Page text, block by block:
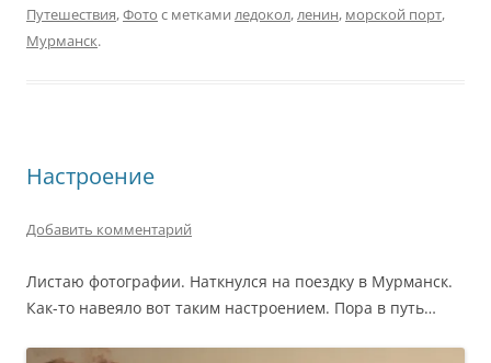
Путешествия,Фото с метками ледокол,ленин, морской порт,
Мурманск.
Настроение
Добавить комментарий
Листаю фотографии. Наткнулся на поездку в Мурманск.
Как-то навеяло вот таким настроением. Пора в путь…